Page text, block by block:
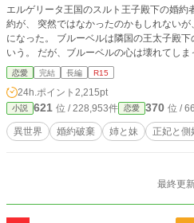
エルゲリータ王国のスルト王子殿下の婚
約が、 突然ではなかったのかもしれない
になった。 ブルーベルは隣国の王太子殿下の側妃という立場を用意してあると
いう。 だが、ブルーベルの心は壊れてし
恋愛 完結 長編 R15
24h.ポイント 2,215pt
小説 621 位 / 228,953件 恋愛 370 位 /
異世界 婚約破棄 姉と妹 正妃と側
最終更